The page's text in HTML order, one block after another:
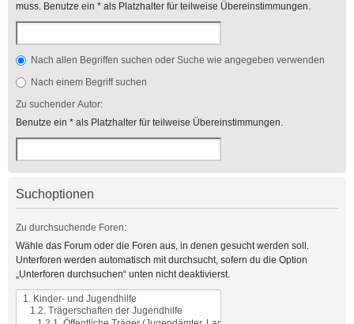
muss. Benutze ein * als Platzhalter für teilweise Übereinstimmungen.
Nach allen Begriffen suchen oder Suche wie angegeben verwenden
Nach einem Begriff suchen
Zu suchender Autor:
Benutze ein * als Platzhalter für teilweise Übereinstimmungen.
Suchoptionen
Zu durchsuchende Foren:
Wähle das Forum oder die Foren aus, in denen gesucht werden soll.
Unterforen werden automatisch mit durchsucht, sofern du die Option
„Unterforen durchsuchen“ unten nicht deaktivierst.